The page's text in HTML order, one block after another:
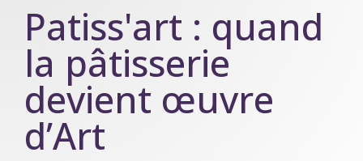
Patiss'art : quand
la pâtisserie
devient œuvre
d’Art